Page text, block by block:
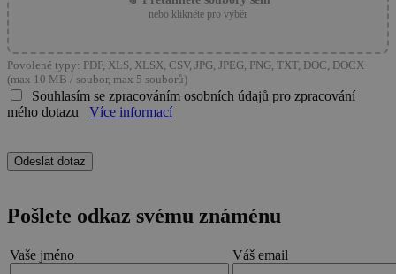
nebo klikněte pro výběr
Povolené typy: PDF, XLS, XLSX, CSV, JPG, JPEG, PNG, TXT, DOC, DOCX
(max 10 MB / soubor, max 5 souborů)
Souhlasím se zpracováním osobních údajů pro zpracování
mého dotazu
Více informací
Pošlete odkaz svému známénu
Vaše jméno Váš email